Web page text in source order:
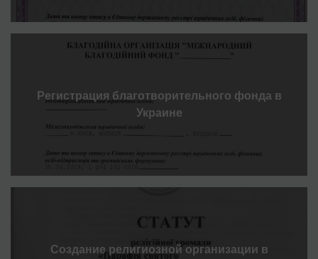
Регистрация благотворительного фонда в
Украине
Создание религиозной организации в